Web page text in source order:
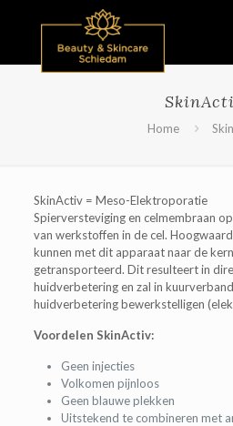
Home
SkinActiv = Meso-Elektroporatie
Spierversteviging en celmembraan
van werkstoffen in de cel.
kunnen met dit apparaat naar de
getransporteerd. Dit resulteert in
huidverbetering en zal in
huidverbetering bewerkstelligen
Voordelen SkinActiv:
Geen injecties
Volkomen pijnloos
Geen blauwe plekken
Uitstekend te combineren met